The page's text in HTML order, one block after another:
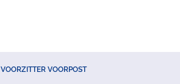
VOORZITTER VOORPOST